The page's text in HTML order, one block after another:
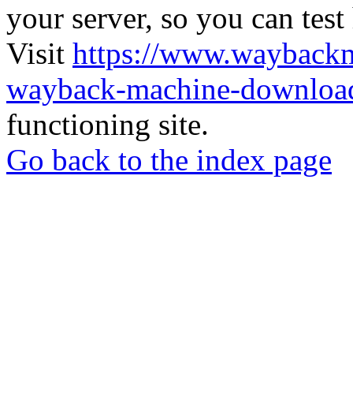
your server, so you can
Visit https://
wayback-machine-
functioning site.
Go back to the index page